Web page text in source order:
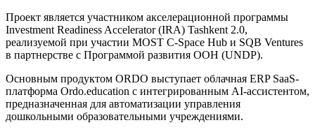
Проект является участником акселерационной программы
Investment Readiness Accelerator (IRA) Tashkent 2.0,
реализуемой при участии MOST C-Space Hub и SQB Ventures
в партнерстве с Программой развития ООН (UNDP).
Основным продуктом ORDO выступает облачная ERP SaaS-
платформа Ordo.education с интегрированным AI-ассистентом,
предназначенная для автоматизации управления
дошкольными образовательными учреждениями.